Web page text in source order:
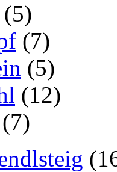
(5)
(7)
(5)
(12)
(7)